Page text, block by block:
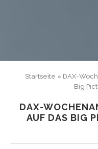
Startseite » DAX-
Big
DAX-
AUF DAS BIG